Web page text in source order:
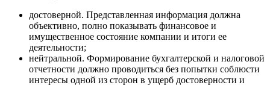
достоверной. Представленная информация должна
объективно, полно показывать финансовое и
имущественное состояние компании и итоги ее
деятельности;
нейтральной. Формирование бухгалтерской и налоговой
отчетности должно проводиться без попытки соблюсти
интересы одной из сторон в ущерб достоверности и